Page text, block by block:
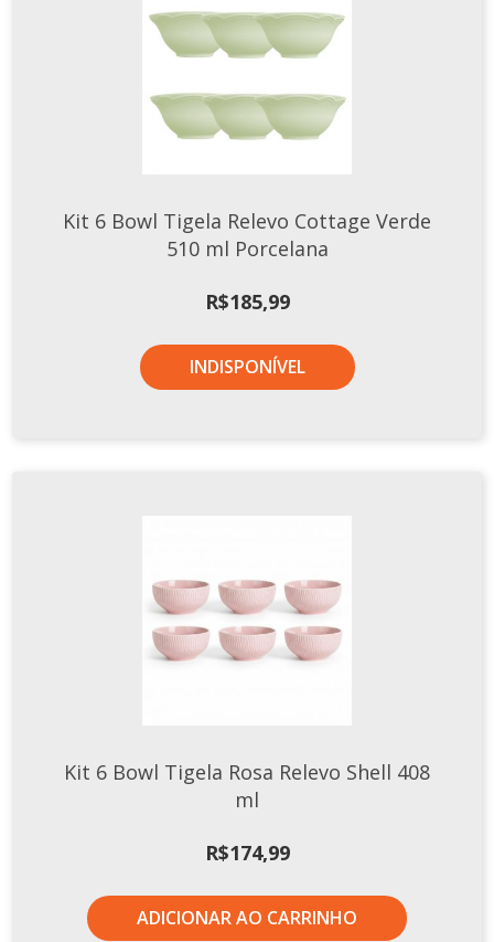
Kit 6 Bowl Tigela Relevo Cottage Verde
510 ml Porcelana
R$185,99
INDISPONÍVEL
Kit 6 Bowl Tigela Rosa Relevo Shell 408
ml
R$174,99
ADICIONAR AO CARRINHO